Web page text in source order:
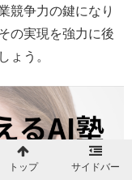
競争力の鍵になり
の実現を強力に後
ょう。
トップ サイドバー